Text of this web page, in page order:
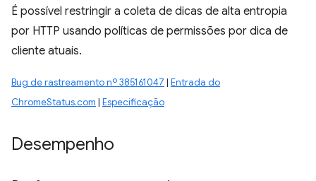
É possível restringir a coleta de dicas de alta entropia
por HTTP usando políticas de permissões por dica de
cliente atuais.
Bug de rastreamento nº 385161047 | Entrada do
ChromeStatus.com | Especificação
Desempenho